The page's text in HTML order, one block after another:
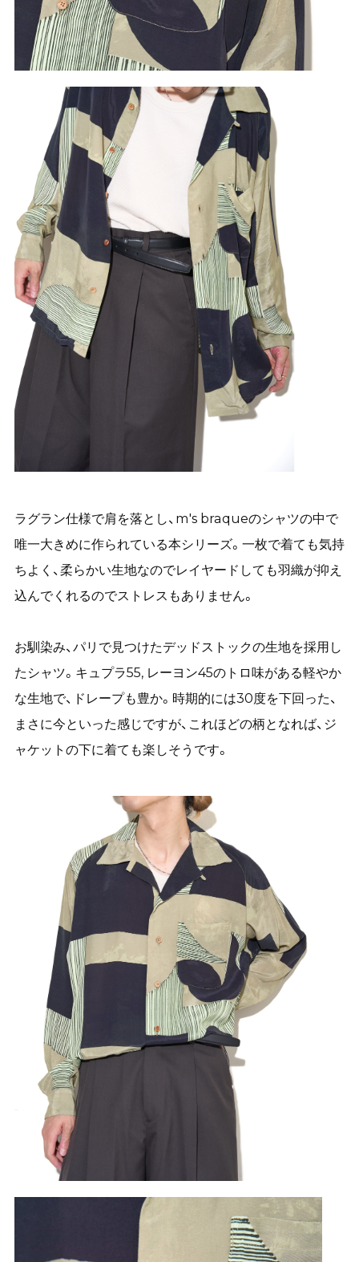
ラグラン仕様で肩を落とし、m's braqueのシャツの中で
唯一大きめに作られている本シリーズ。一枚で着ても気持
ちよく、柔らかい生地なのでレイヤードしても羽織が抑え
込んでくれるのでストレスもありません。
お馴染み、パリで見つけたデッドストックの生地を採用し
たシャツ。キュプラ55, レーヨン45のトロ味がある軽やか
な生地で、ドレープも豊か。時期的には30度を下回った、
まさに今といった感じですが、これほどの柄となれば、ジ
ャケットの下に着ても楽しそうです。